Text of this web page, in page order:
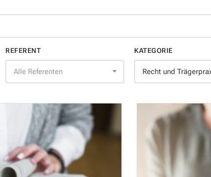
REFERENT
Alle Referenten
KATEGORIE
Recht und